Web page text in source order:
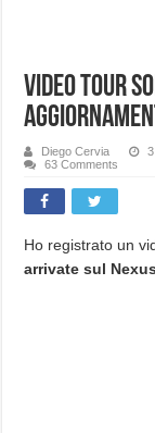
Video Tour
Diego Cervia
63 Comments
Ho registrato un
arrivate sul